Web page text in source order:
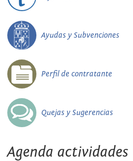
Ayudas y Subvenciones
Perfil de contratante
Quejas y Sugerencias
Agenda actividades